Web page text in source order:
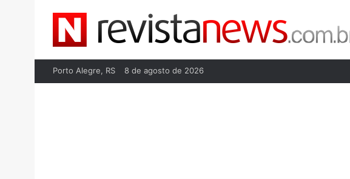
Porto Alegre, RS 8 de agosto de 2026